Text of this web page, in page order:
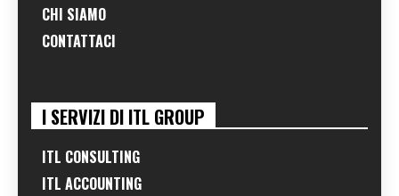
CHI SIAMO
CONTATTACI
I SERVIZI DI ITL GROUP
ITL CONSULTING
ITL ACCOUNTING